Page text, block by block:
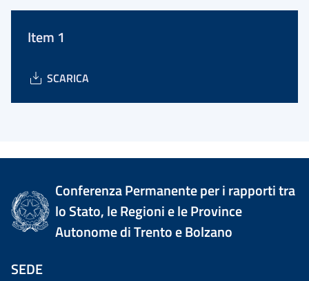
Item 1
SCARICA
Conferenza Permanente per i rapporti tra
lo Stato, le Regioni e le Province
Autonome di Trento e Bolzano
SEDE